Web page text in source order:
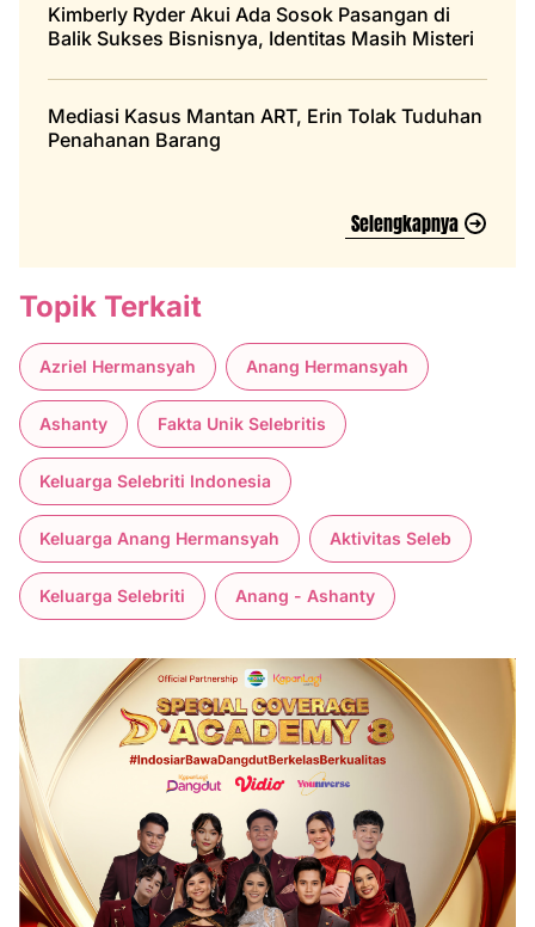
Kimberly Ryder Akui Ada Sosok Pasangan di
Balik Sukses Bisnisnya, Identitas Masih Misteri
Mediasi Kasus Mantan ART, Erin Tolak Tuduhan
Penahanan Barang
Selengkapnya
Topik Terkait
Azriel Hermansyah Anang Hermansyah
Ashanty Fakta Unik Selebritis
Keluarga Selebriti Indonesia
Keluarga Anang Hermansyah Aktivitas Seleb
Keluarga Selebriti Anang - Ashanty